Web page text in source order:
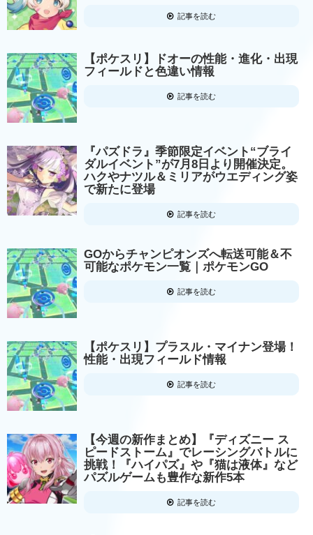
記事を読む
【ポケスリ】ドオーの性能・進化・出現
フィールドと色違い情報
記事を読む
『パズドラ』季節限定イベント“ブライ
ダルイベント”が7月8日より開催決定。
ハクやナツル＆ミリアがウエディング姿
で新たに登場
記事を読む
GOからチャンピオンズへ転送可能＆不
可能なポケモン一覧｜ポケモンGO
記事を読む
【ポケスリ】プラスル・マイナン登場！
性能・出現フィールド情報
記事を読む
【今週の新作まとめ】『ディズニー ス
ピードストーム』でレーシングバトルに
挑戦！『ハイパズ』や『猫は液体』など
パズルゲームも豊作な新作5本
記事を読む